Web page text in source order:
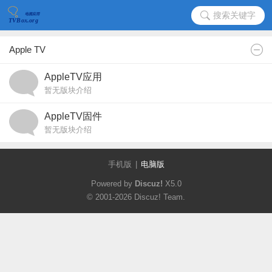
搜索关键字
Apple TV
AppleTV应用
暂无版块介绍
AppleTV固件
暂无版块介绍
手机版 电脑版
Powered by Discuz! X5.0
© 2001-2026 Discuz! Team.